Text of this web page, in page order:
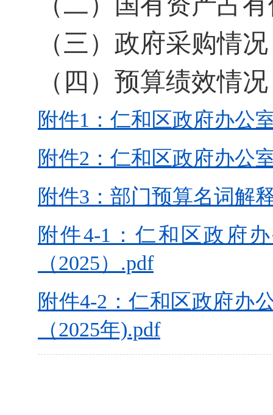
（三）政府采购情况
（四）预算绩效情况
附件1：仁和区政府办公
附件2：仁和区政府办公
附件3：部门预算名词解
附件4-1：仁和区政府
（2025）.pdf
附件4-2：仁和区政府办
（2025年).pdf